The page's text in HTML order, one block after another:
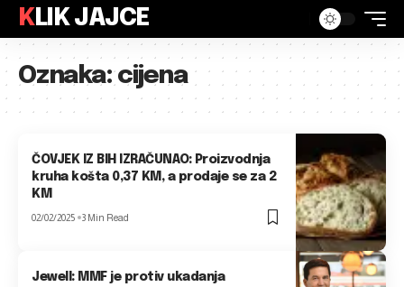
KLIK JAJCE
Oznaka:cijena
ČOVJEK IZ BIH IZRAČUNAO: Proizvodnja
kruha košta 0,37 KM, a prodaje se za 2
KM
02/02/2025 3 Min Read
Jewell: MMF je protiv ukadanja